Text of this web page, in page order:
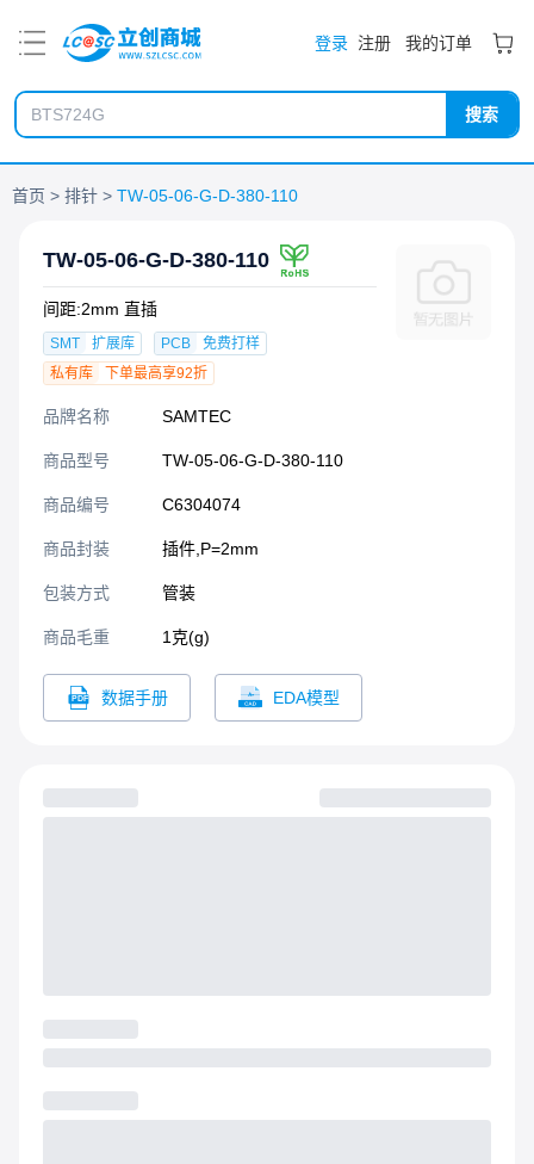
登录 注册 我的订单
搜索
首页 排针 TW-05-06-G-D-380-110
TW-05-06-G-D-380-110
间距:2mm 直插
SMT 扩展库 PCB
免费打样
私有库
下单最高享92折
品牌名称 SAMTEC
商品型号 TW-05-06-G-D-380-110
商品编号 C6304074
商品封装 插件,P=2mm​
包装方式 管装
商品毛重 1克(g)
数据手册 EDA模型